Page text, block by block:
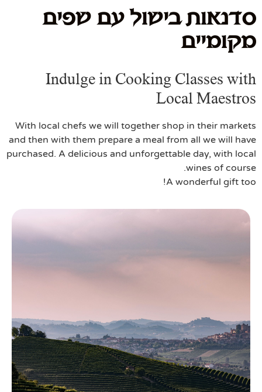
סדנאות בישול עם שפים
מקומיים
Indulge in Cooking Classes with
Local Maestros​
With local chefs we will together shop in their markets
and then with them prepare a meal from all we will have
purchased. A delicious and unforgettable day, with local
wines of course.
A wonderful gift too!